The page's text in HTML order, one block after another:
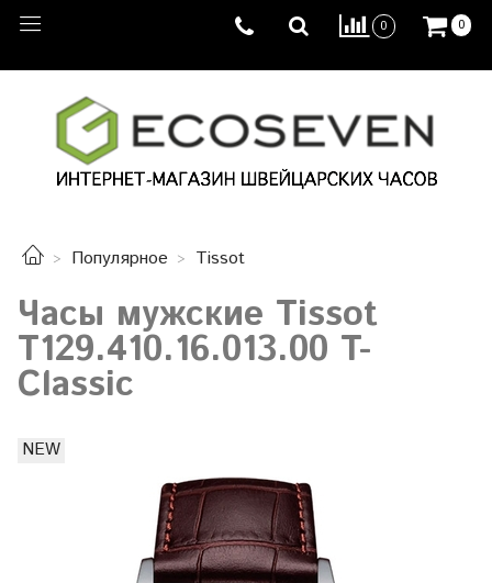
0 0
Популярное Tissot
Часы мужские Tissot
T129.410.16.013.00 T-
Classic
NEW